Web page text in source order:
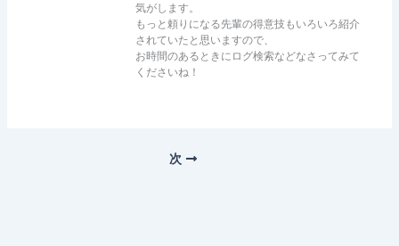
気がします。
もっと頼りになる先輩の得意技もいろいろ紹介
されていたと思いますので、
お時間のあるときにログ検索などなさってみて
くださいね！
次